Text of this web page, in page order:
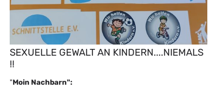
SEXUELLE GEWALT AN KINDERN....NIEMALS
!!
"Moin Nachbarn":